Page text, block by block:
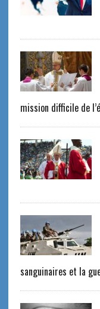
mission difficile de
sanguinaires et la